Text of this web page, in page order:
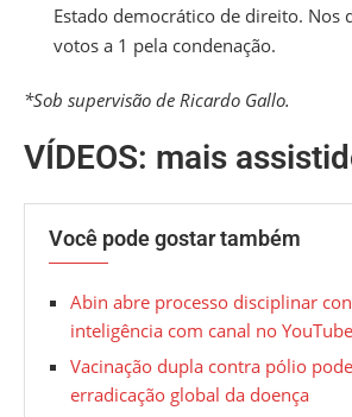
Estado democrático de direito. Nos
votos a 1 pela condenação.
*Sob supervisão de Ricardo Gallo.
VÍDEOS: mais
Você pode gostar também
Abin abre processo disciplinar
inteligência com canal no YouTube
Vacinação dupla contra pólio
erradicação global da doença